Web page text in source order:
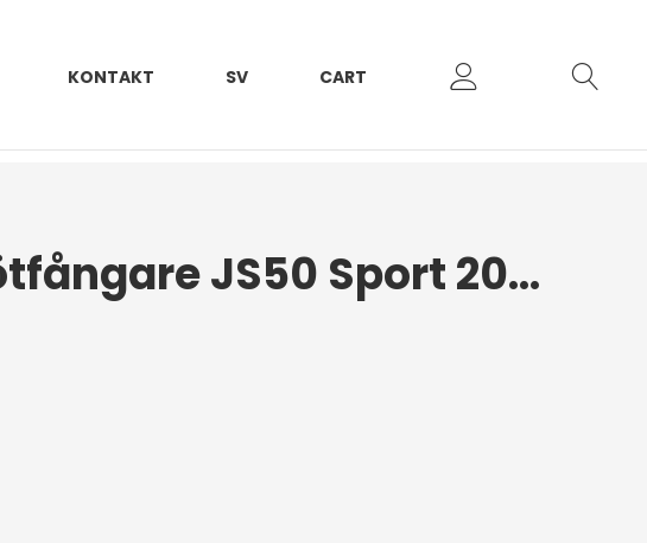
KONTAKT SV CART
Framstötfångare JS50 Sport 2017+